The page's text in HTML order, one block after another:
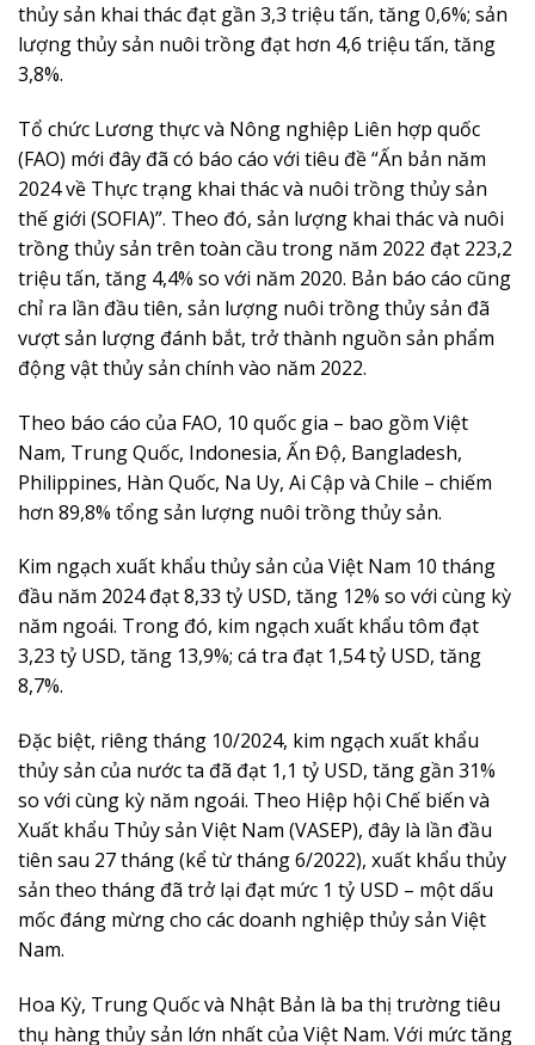
thủy sản khai thác đạt gần 3,3 triệu tấn, tăng 0,6%; sản
lượng thủy sản nuôi trồng đạt hơn 4,6 triệu tấn, tăng
3,8%.
Tổ chức Lương thực và Nông nghiệp Liên hợp quốc
(FAO) mới đây đã có báo cáo với tiêu đề “Ấn bản năm
2024 về Thực trạng khai thác và nuôi trồng thủy sản
thế giới (SOFIA)”. Theo đó, sản lượng khai thác và nuôi
trồng thủy sản trên toàn cầu trong năm 2022 đạt 223,2
triệu tấn, tăng 4,4% so với năm 2020. Bản báo cáo cũng
chỉ ra lần đầu tiên, sản lượng nuôi trồng thủy sản đã
vượt sản lượng đánh bắt, trở thành nguồn sản phẩm
động vật thủy sản chính vào năm 2022.
Theo báo cáo của FAO, 10 quốc gia – bao gồm Việt
Nam, Trung Quốc, Indonesia, Ấn Độ, Bangladesh,
Philippines, Hàn Quốc, Na Uy, Ai Cập và Chile – chiếm
hơn 89,8% tổng sản lượng nuôi trồng thủy sản.
Kim ngạch xuất khẩu thủy sản của Việt Nam 10 tháng
đầu năm 2024 đạt 8,33 tỷ USD, tăng 12% so với cùng kỳ
năm ngoái. Trong đó, kim ngạch xuất khẩu tôm đạt
3,23 tỷ USD, tăng 13,9%; cá tra đạt 1,54 tỷ USD, tăng
8,7%.
Đặc biệt, riêng tháng 10/2024, kim ngạch xuất khẩu
thủy sản của nước ta đã đạt 1,1 tỷ USD, tăng gần 31%
so với cùng kỳ năm ngoái. Theo Hiệp hội Chế biến và
Xuất khẩu Thủy sản Việt Nam (VASEP), đây là lần đầu
tiên sau 27 tháng (kể từ tháng 6/2022), xuất khẩu thủy
sản theo tháng đã trở lại đạt mức 1 tỷ USD – một dấu
mốc đáng mừng cho các doanh nghiệp thủy sản Việt
Nam.
Hoa Kỳ, Trung Quốc và Nhật Bản là ba thị trường tiêu
thụ hàng thủy sản lớn nhất của Việt Nam. Với mức tăng